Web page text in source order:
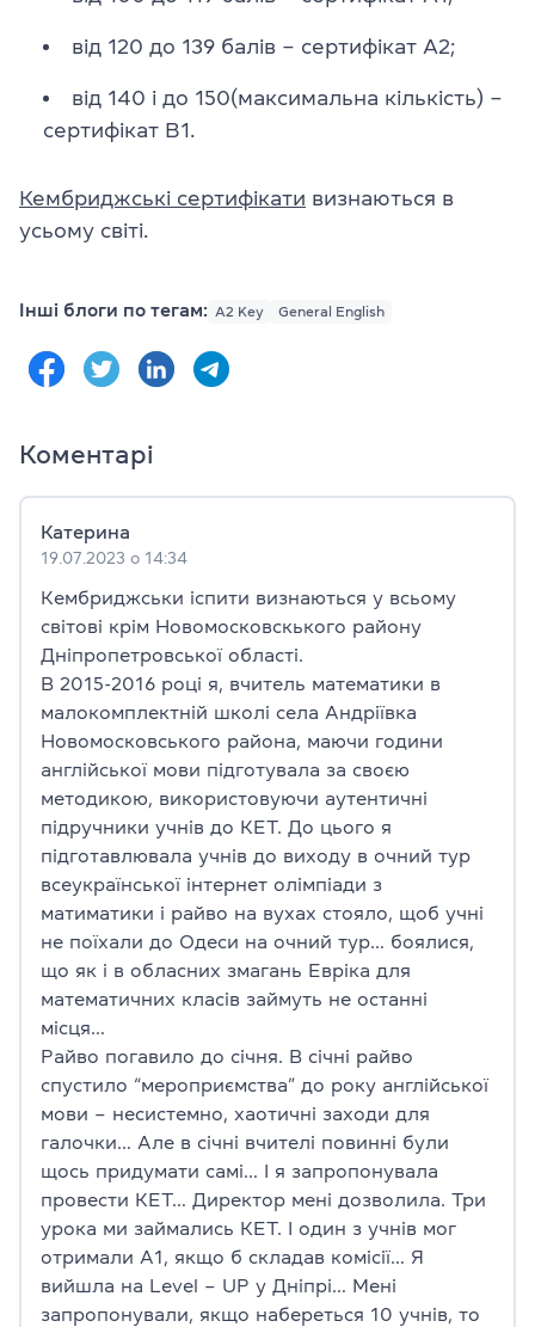
від 120 до 139 балів – сертифікат А2;
від 140 і до 150(максимальна кількість) –
сертифікат В1.
Кембриджські сертифікати визнаються в
усьому світі.
Інші блоги по тегам: A2 Key General English
Коментарі
Катерина
19.07.2023 о 14:34
Кембриджськи іспити визнаються у всьому
світові крім Новомосковскького району
Дніпропетровської області.
В 2015-2016 році я, вчитель математики в
малокомплектній школі села Андріївка
Новомосковського района, маючи години
англійської мови підготувала за своєю
методикою, використовуючи аутентичні
підручники учнів до КЕТ. До цього я
підготавлювала учнів до виходу в очний тур
всеукраїнської інтернет олімпіади з
матиматики і райво на вухах стояло, щоб учні
не поїхали до Одеси на очний тур… боялися,
що як і в обласних змагань Евріка для
математичних класів займуть не останні
місця…
Райво погавило до січня. В січні райво
спустило “мероприємства” до року англійської
мови – несистемно, хаотичні заходи для
галочки… Але в січні вчителі повинні були
щось придумати самі… І я запропонувала
провести КЕТ… Директор мені дозволила. Три
урока ми займались КЕТ. І один з учнів мог
отримали А1, якщо б складав комісії… Я
вийшла на Level – UP у Дніпрі… Мені
запропонували, якщо набереться 10 учнів, то